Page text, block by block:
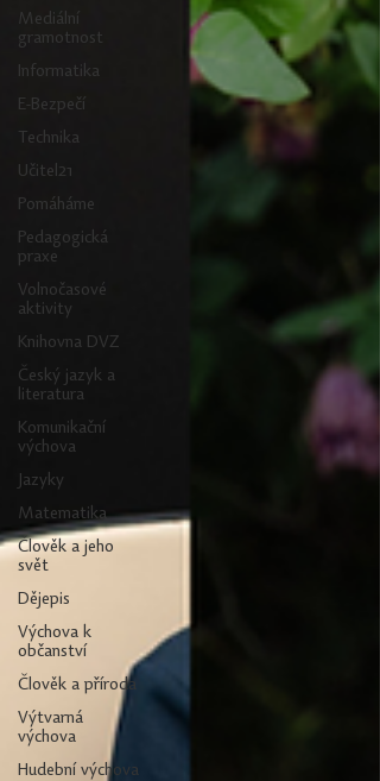
Mediální
gramotnost
Informatika
E-Bezpečí
Technika
Učitel21
Pomáháme
Pedagogická
praxe
Volnočasové
aktivity
Knihovna DVZ
Český jazyk a
literatura
Komunikační
výchova
Jazyky
Matematika
Člověk a jeho
svět
Dějepis
Výchova k
občanství
Člověk a příroda
Výtvarná
výchova
Hudební výchova